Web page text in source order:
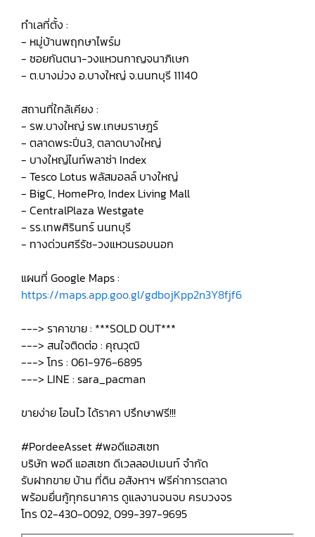
ทำเลที่ตั้ง :
- หมู่บ้านพฤกษาไพร์ม
- ซอยกันตนา-วงแหวนกาญจนาภิเษก
- ต.บางม่วง อ.บางใหญ่ จ.นนทบุรี 11140
สถานที่ใกล้เคียง :
- รพ.บางใหญ่ รพ.เกษมราษฎร์
- ตลาดพระปิ่น3, ตลาดบางใหญ่
- บางใหญ่ไนท์พลาซ่า Index
- Tesco Lotus พลัสมอลล์ บางใหญ่
- BigC, HomePro, Index Living Mall
- CentralPlaza Westgate
- รร.เทพศิรินทร์ นนทบุรี
- ทางด่วนศรีรัช-วงแหวนรอบนอก
แผนที่ Google Maps :
https://maps.app.goo.gl/gdbojKpp2n3Y8fjf6
---> ราคาขาย : ***SOLD OUT***
---> สนใจติดต่อ : คุณวุฒิ
---> โทร : 061-976-6895
---> LINE : sara_pacman
ขายง่าย โอนไว ได้ราคา ปรึกษาฟรี!!!
#PordeeAsset #พอดีแอสเซท
บริษัท พอดี แอสเซท ดีเวลลอปเมนท์ จำกัด
รับฝากขาย บ้าน ที่ดิน อสังหาฯ ฟรีค่าการตลาด
พร้อมยื่นกู้ทุกธนาคาร ดูแลงานจนจบ ครบวงจร
โทร 02-430-0092, 099-397-9695